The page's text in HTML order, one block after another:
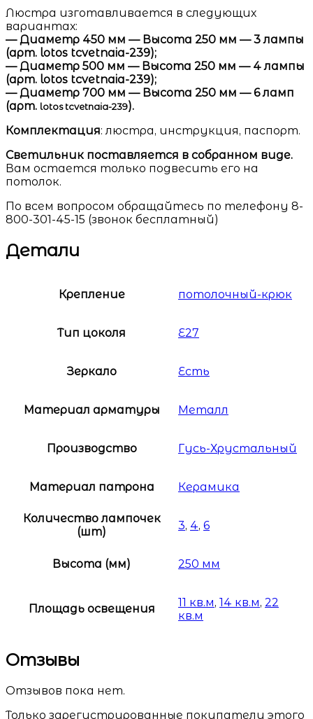
Люстра изготавливается в следующих
вариантах:
— Диаметр 450 мм — Высота 250 мм — 3 лампы
(арт. lotos tcvetnaia-239);
— Диаметр 500 мм — Высота 250 мм — 4 лампы
(арт. lotos tcvetnaia-239);
— Диаметр 700 мм — Высота 250 мм — 6 ламп
(арт. lotos tcvetnaia​-239).
Комплектация: люстра, инструкция, паспорт.
Светильник поставляется в собранном виде.
Вам остается только подвесить его на
потолок.
По всем вопросом обращайтесь по телефону 8-
800-301-45-15 (звонок бесплатный)
Детали
Крепление потолочный-крюк
Тип цоколя E27
Зеркало Есть
Материал арматуры Металл
Производство Гусь-Хрустальный
Материал патрона Керамика
Количество лампочек
(шт)
3, 4, 6
Высота (мм) 250 мм
Площадь освещения 11 кв.м, 14 кв.м, 22
кв.м
Отзывы
Отзывов пока нет.
Только зарегистрированные покупатели этого